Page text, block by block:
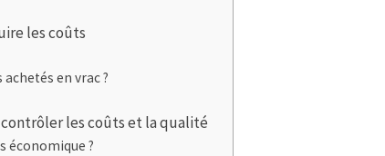
les coûts
en vrac ?
contrôler les coûts et la qualité
économique ?